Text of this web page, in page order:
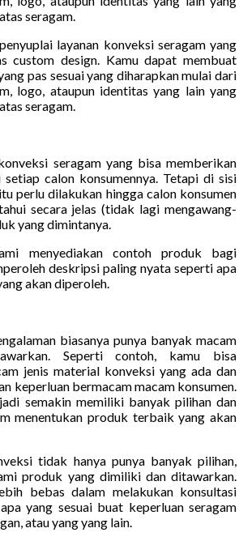
seragam.
layanan konveksi seragam yang
custom design. Kamu dapat membuat
pas sesuai yang diharapkan mulai dari
logo, ataupun identitas yang lain yang
seragam.
seragam yang bisa memberikan
calon konsumennya. Tetapi di sisi
perlu dilakukan hingga calon konsumen
secara jelas (tidak lagi mengawang-
yang dimintanya.
menyediakan contoh produk bagi
deskripsi paling nyata seperti apa
akan diperoleh.
biasanya punya banyak macam
Seperti contoh, kamu bisa
jenis material konveksi yang ada dan
keperluan bermacam macam konsumen.
semakin memiliki banyak pilihan dan
menentukan produk terbaik yang akan
tidak hanya punya banyak pilihan,
produk yang dimiliki dan ditawarkan.
bebas dalam melakukan konsultasi
yang sesuai buat keperluan seragam
atau yang yang lain.